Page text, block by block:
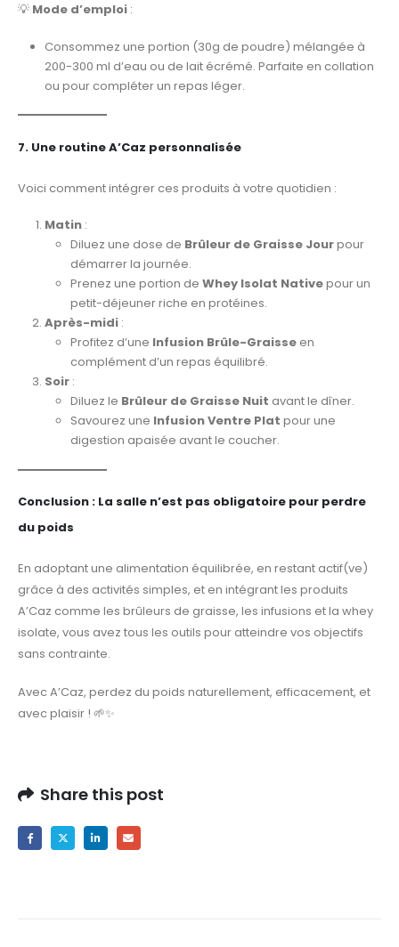
💡 Mode d’emploi :
Consommez une portion (30g de poudre) mélangée à
200-300 ml d’eau ou de lait écrémé. Parfaite en collation
ou pour compléter un repas léger.
7. Une routine A’Caz personnalisée
Voici comment intégrer ces produits à votre quotidien :
Matin:
Diluez une dose de Brûleur de Graisse Jourpour
démarrer la journée.
Prenez une portion deWhey Isolat Nativepour un
petit-déjeuner riche en protéines.
Après-midi:
Profitez d’une Infusion Brûle-Graisse en
complément d’un repas équilibré.
Soir:
Diluez le Brûleur de Graisse Nuit avant le dîner.
Savourez une Infusion Ventre Plat pour une
digestion apaisée avant le coucher.
Conclusion : La salle n’est pas obligatoire pour perdre
du poids
En adoptant une alimentation équilibrée, en restant actif(ve)
grâce à des activités simples, et en intégrant les produits
A’Caz comme les brûleurs de graisse, les infusions et la whey
isolate, vous avez tous les outils pour atteindre vos objectifs
sans contrainte.
Avec A’Caz, perdez du poids naturellement, efficacement, et
avec plaisir ! 🌱✨
Share this post